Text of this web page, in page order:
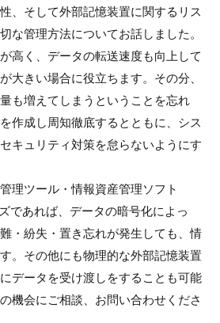
、そして外部記憶装置に関するリス
な管理方法についてお話しました。
高く、データの転送速度も向上して
大きい場合に役立ちます。その分、
も増えてしまうということを忘れ
作成し周知徹底するとともに、シス
キュリティ対策を怠らないようにす
理ツール・情報資産管理ソフト
であれば、データの暗号化によっ
・紛失・置き忘れが発生しても、情
。その他にも物理的な外部記憶装置
データを受け渡しをすることも可能
機会にご相談、お問い合わせくださ